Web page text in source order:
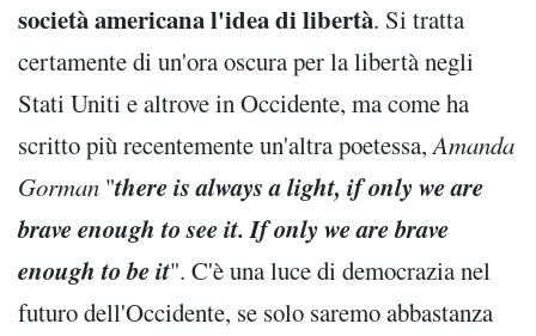
società americana l'idea di libertà. Si tratta
certamente di un'ora oscura per la libertà negli
Stati Uniti e altrove in Occidente, ma come ha
scritto più recentemente un'altra poetessa,Amanda
Gorman "there is always a light, if only we are
brave enough to see it. If only we are brave
enough to be it". C'è una luce di democrazia nel
futuro dell'Occidente, se solo saremo abbastanza